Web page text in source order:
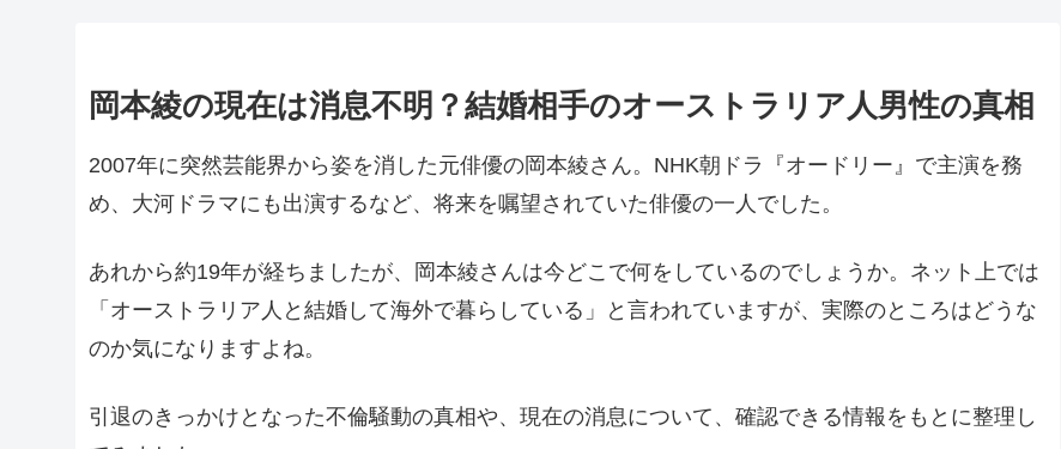
岡本綾の現在は消息不明？結婚相手のオーストラリア人男性の真相
2007年に突然芸能界から姿を消した元俳優の岡本綾さん。NHK朝ドラ『オードリー』で主演を務
め、大河ドラマにも出演するなど、将来を嘱望されていた俳優の一人でした。
あれから約19年が経ちましたが、岡本綾さんは今どこで何をしているのでしょうか。ネット上では
「オーストラリア人と結婚して海外で暮らしている」と言われていますが、実際のところはどうな
のか気になりますよね。
引退のきっかけとなった不倫騒動の真相や、現在の消息について、確認できる情報をもとに整理し